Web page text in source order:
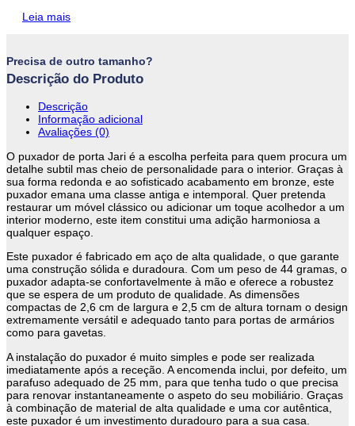
Leia mais
Precisa de outro tamanho?
Descrição do Produto
Descrição
Informação adicional
Avaliações (0)
O puxador de porta Jari é a escolha perfeita para quem procura um
detalhe subtil mas cheio de personalidade para o interior. Graças à
sua forma redonda e ao sofisticado acabamento em bronze, este
puxador emana uma classe antiga e intemporal. Quer pretenda
restaurar um móvel clássico ou adicionar um toque acolhedor a um
interior moderno, este item constitui uma adição harmoniosa a
qualquer espaço.
Este puxador é fabricado em aço de alta qualidade, o que garante
uma construção sólida e duradoura. Com um peso de 44 gramas, o
puxador adapta-se confortavelmente à mão e oferece a robustez
que se espera de um produto de qualidade. As dimensões
compactas de 2,6 cm de largura e 2,5 cm de altura tornam o design
extremamente versátil e adequado tanto para portas de armários
como para gavetas.
A instalação do puxador é muito simples e pode ser realizada
imediatamente após a receção. A encomenda inclui, por defeito, um
parafuso adequado de 25 mm, para que tenha tudo o que precisa
para renovar instantaneamente o aspeto do seu mobiliário. Graças
à combinação de material de alta qualidade e uma cor autêntica,
este puxador é um investimento duradouro para a sua casa.